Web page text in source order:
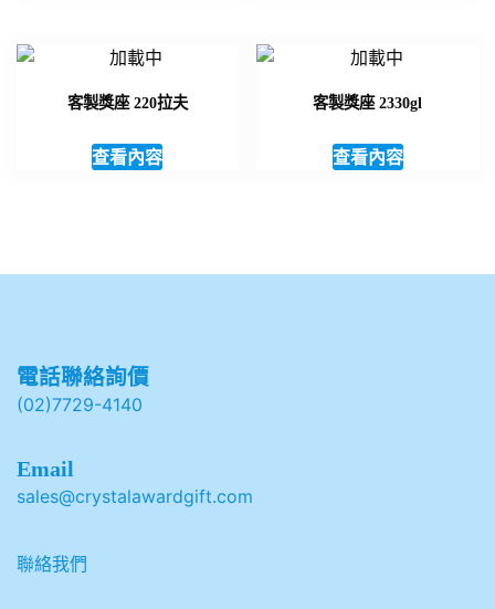
客製獎座 220拉夫
查看內容
客製獎座 2330gl
查看內容
電話聯絡詢價
(02)7729-4140
Email
sales@crystalawardgift.com
聯絡我們